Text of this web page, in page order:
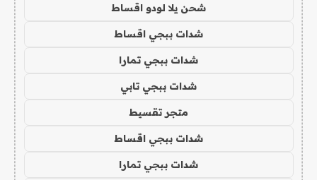
شحن يلا لودو اقساط
شدات ببجي اقساط
شدات ببجي تمارا
شدات ببجي تابي
متجر تقسيط
شدات ببجي اقساط
شدات ببجي تمارا